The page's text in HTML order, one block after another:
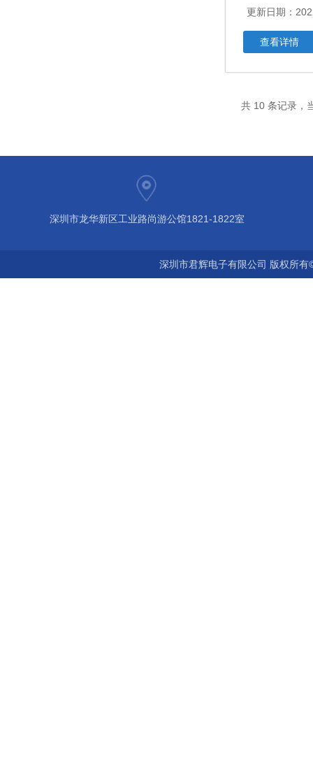
更新日期：
查看详情
共 10 条记录
深圳市龙华新区工业路尚游公馆1821-1822室
深圳市君辉电子有限公司 版权所